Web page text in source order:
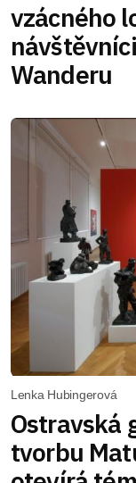
vzácného
Wanderu
Lenka Hubingerová
Ostravská
tvorbu